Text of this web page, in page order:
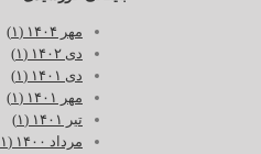
مهر ۱۴۰۴ (۱)
دی ۱۴۰۲ (۱)
دی ۱۴۰۱ (۱)
مهر ۱۴۰۱ (۱)
تیر ۱۴۰۱ (۱)
مرداد ۱۴۰۰ (۱)